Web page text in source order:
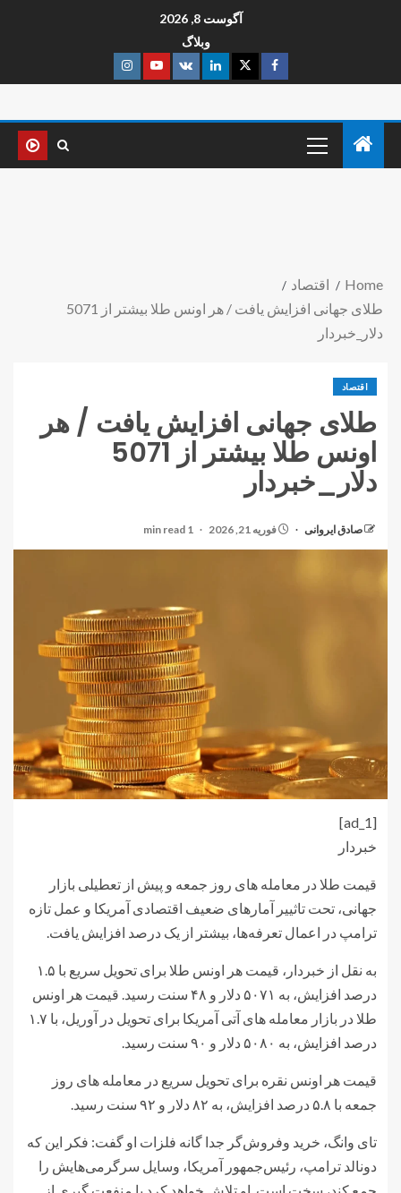
آگوست 8, 2026
وبلاگ
Home
اقتصاد
طلای جهانی افزایش یافت / هر اونس طلا بیشتر از 5071
دلار_خبردار
اقتصاد
طلای جهانی افزایش یافت / هر
اونس طلا بیشتر از 5071
دلار_خبردار
صادق ایروانی فوریه 21, 2026 1 min read
[ad_1]
خبردار
قیمت طلا در معامله های روز جمعه و پیش از تعطیلی بازار
جهانی، تحت تاثییر آمارهای ضعیف اقتصادی آمریکا و عمل تازه
ترامپ در اعمال تعرفه‌ها، بیشتر از یک درصد افزایش یافت.
به نقل از خبردار، قیمت هر اونس طلا برای تحویل سریع با ۱.۵
درصد افزایش، به ۵۰۷۱ دلار و ۴۸ سنت رسید. قیمت هر اونس
طلا در بازار معامله های آتی آمریکا برای تحویل در آوریل، با ۱.۷
درصد افزایش، به ۵۰۸۰ دلار و ۹۰ سنت رسید.
قیمت هر اونس نقره برای تحویل سریع در معامله های روز
جمعه با ۵.۸ درصد افزایش، به ۸۲ دلار و ۹۲ سنت رسید.
تای وانگ، خرید وفروش‌گر جدا گانه فلزات او گفت: فکر این که
دونالد ترامپ، رئیس‌جمهور آمریکا، وسایل سرگرمی‌هایش را